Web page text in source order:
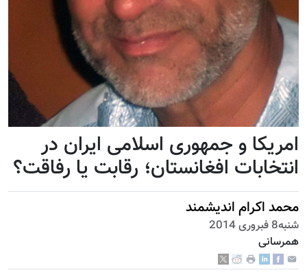
امریکا و جمهوری اسلامی ایران در
انتخابات افغانستان؛ رقابت یا رفاقت؟
محمد اکرام اندیشمند
شنبه8 فبروری 2014
همرسانی